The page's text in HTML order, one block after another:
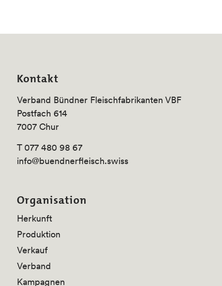
Kontakt
Verband Bündner Fleischfabrikanten VBF
Postfach 614
7007 Chur
T 077 480 98 67
info@buendnerfleisch.swiss
Organisation
Herkunft
Produktion
Verkauf
Verband
Kampagnen